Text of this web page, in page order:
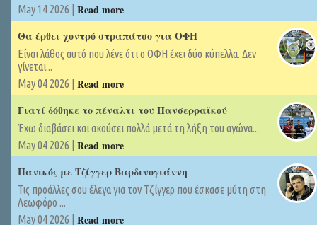
May 14 2026 | Read more
Θα έρθει χοντρό στραπάτσο για ΟΦΗ
Είναι λάθος αυτό που λένε ότι ο ΟΦΗ έχει δύο κύπελλα. Δεν
γίνεται...
May 04 2026 | Read more
Γιατί δόθηκε το πέναλτι του Πανσερραϊκού
Έχω διαβάσει και ακούσει πολλά μετά τη λήξη του αγώνα...
May 04 2026 | Read more
Πανικός με Τζίγγερ Βαρδινογιάννη
Τις προάλλες σου έλεγα για τον Τζίγγερ που έσκασε μύτη στη
Λεωφόρο ...
May 04 2026 | Read more